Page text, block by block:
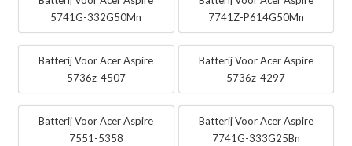
5741G-332G50Mn
7741Z-P614G50Mn
Batterij Voor Acer Aspire
5736z-4507
Batterij Voor Acer Aspire
5736z-4297
Batterij Voor Acer Aspire
7551-5358
Batterij Voor Acer Aspire
7741G-333G25Bn